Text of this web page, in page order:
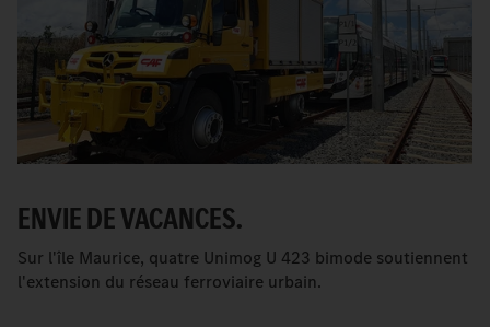
ENVIE DE VACANCES.
Sur l'île Maurice, quatre Unimog U 423 bimode soutiennent
l'extension du réseau ferroviaire urbain.